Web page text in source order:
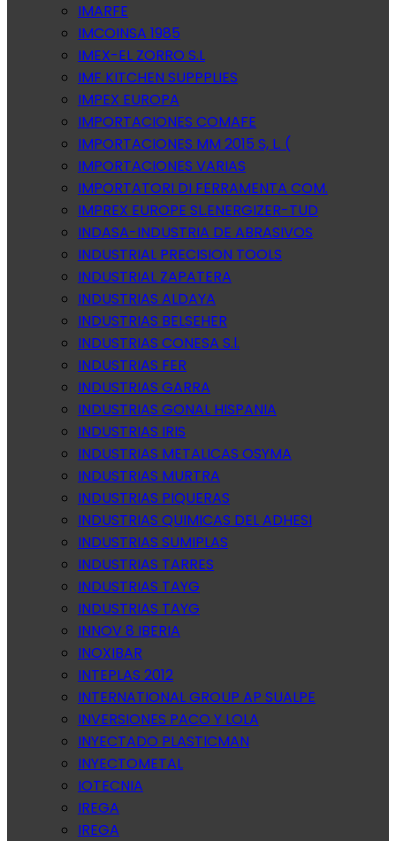
IMARFE
IMCOINSA 1985
IMEX-EL ZORRO S.L
IMF KITCHEN SUPPPLIES
IMPEX EUROPA
IMPORTACIONES COMAFE
IMPORTACIONES MM 2015 S, L. (
IMPORTACIONES VARIAS
IMPORTATORI DI FERRAMENTA COM.
IMPREX EUROPE SL.ENERGIZER-TUD
INDASA-INDUSTRIA DE ABRASIVOS
INDUSTRIAL PRECISION TOOLS
INDUSTRIAL ZAPATERA
INDUSTRIAS ALDAYA
INDUSTRIAS BELSEHER
INDUSTRIAS CONESA S.l.
INDUSTRIAS FER
INDUSTRIAS GARRA
INDUSTRIAS GONAL HISPANIA
INDUSTRIAS IRIS
INDUSTRIAS METALICAS OSYMA
INDUSTRIAS MURTRA
INDUSTRIAS PIQUERAS
INDUSTRIAS QUIMICAS DEL ADHESI
INDUSTRIAS SUMIPLAS
INDUSTRIAS TARRES
INDUSTRIAS TAYG
INDUSTRIAS TAYG
INNOV 8 IBERIA
INOXIBAR
INTEPLAS 2012
INTERNATIONAL GROUP AP SUALPE
INVERSIONES PACO Y LOLA
INYECTADO PLASTICMAN
INYECTOMETAL
IOTECNIA
IREGA
IREGA